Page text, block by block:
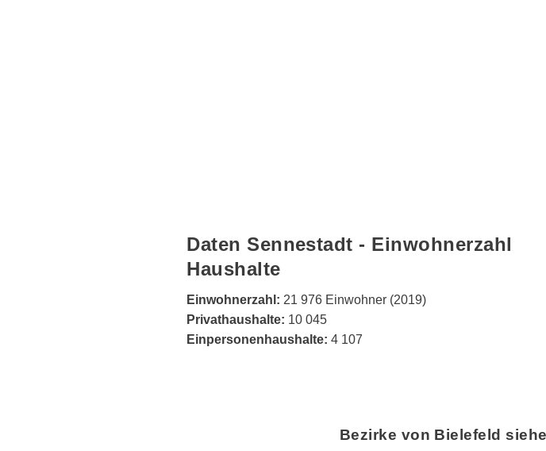
Daten Sennestadt - Einwohnerzahl
Haushalte
Einwohnerzahl: 21 976 Einwohner (2019)
Privathaushalte: 10 045
Einpersonenhaushalte: 4 107
Bezirke von Bielefeld